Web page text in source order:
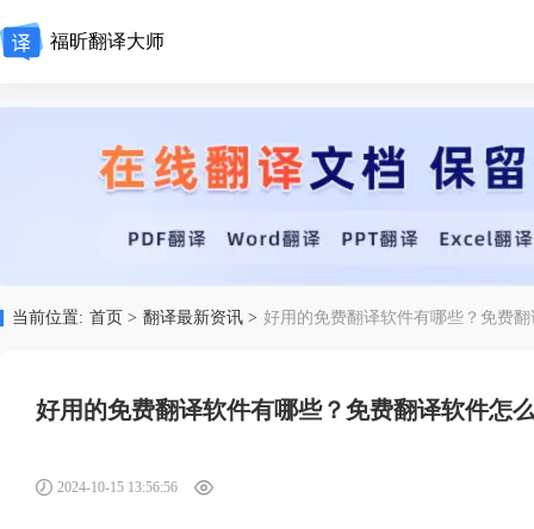
福昕翻译大师
当前位置: 首页 > 翻译最新资讯 > 好用的免费翻译软件有哪些？免费
好用的免费翻译软件有哪些？免费翻译软件怎
2024-10-15 13:56:56